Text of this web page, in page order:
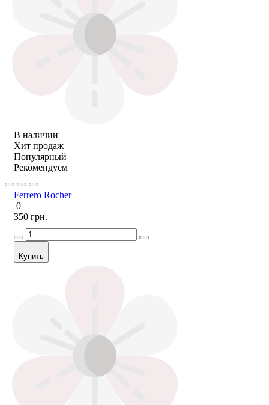
В наличии
Хит продаж
Популярный
Рекомендуем
Ferrero Rocher
0
350 грн.
Купить